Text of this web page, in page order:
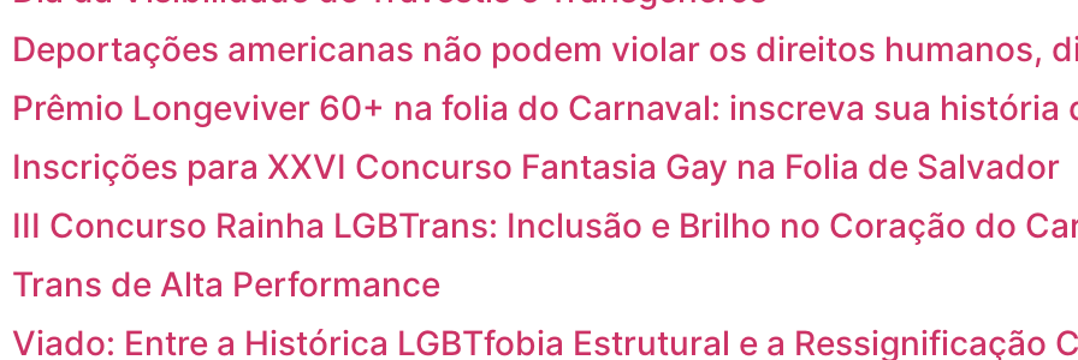
Deportações americanas não podem violar os direitos humanos,
Prêmio Longeviver 60+ na folia do Carnaval: inscreva sua história
Inscrições para XXVI Concurso Fantasia Gay na Folia de Salvador
III Concurso Rainha LGBTrans: Inclusão e Brilho no Coração do
Trans de Alta Performance
Viado: Entre a Histórica LGBTfobia Estrutural e a Ressignificação